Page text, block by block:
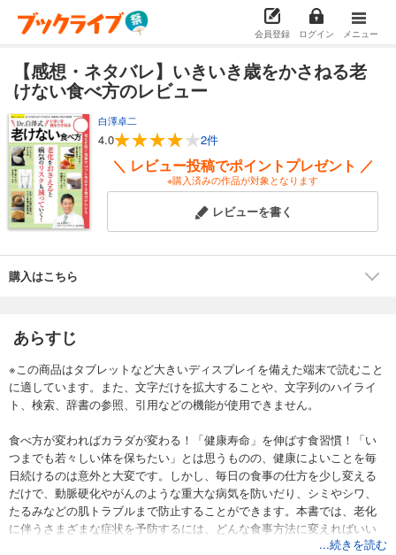
会員登録 ログイン メニュー
【感想・ネタバレ】いきいき歳をかさねる老
けない食べ方のレビュー
白澤卓二
4.0 2件
＼ レビュー投稿でポイントプレゼント ／
※購入済みの作品が対象となります
レビューを書く
購入はこちら
あらすじ
※この商品はタブレットなど大きいディスプレイを備えた端末で読むこと
に適しています。また、文字だけを拡大することや、文字列のハイライ
ト、検索、辞書の参照、引用などの機能が使用できません。
食べ方が変わればカラダが変わる！「健康寿命」を伸ばす食習慣！「い
つまでも若々しい体を保ちたい」とは思うものの、健康によいことを毎
日続けるのは意外と大変です。しかし、毎日の食事の仕方を少し変える
だけで、動脈硬化やがんのような重大な病気を防いだり、シミやシワ、
たるみなどの肌トラブルまで防止することができます。本書では、老化
に伴うさまざまな症状を予防するには、どんな食事方法に変えればいい
のか、どのような食事習慣を身につければいいのかを探ります。...続きを読む